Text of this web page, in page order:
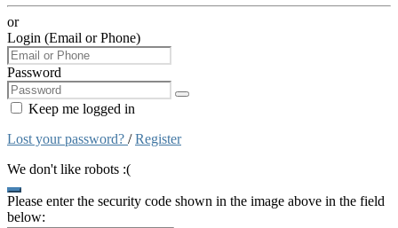
or
Login (Email or Phone)
Password
Keep me logged in
Lost your password? /Register
We don't like robots :(
Please enter the security code shown in the image above in the field
below: